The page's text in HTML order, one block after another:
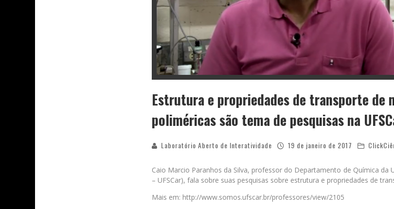
Estrutura e propriedades de transporte de
poliméricas são tema de pesquisas na
Laboratório Aberto de Interatividade 19 de janeiro de 2017
Caio Marcio Paranhos da Silva, professor do Departamento de Química da
– UFSCar), fala sobre suas pesquisas sobre estrutura e propriedades de
Mais em: http://www.somos.ufscar.br/professores/view/2105